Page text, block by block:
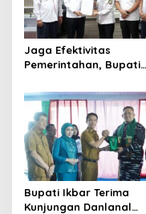
Jaga Efektivitas
Pemerintahan, Bupati
Tunjuk Narlian Jadi Plh
Sekda
Bupati Ikbar Terima
Kunjungan Danlanal